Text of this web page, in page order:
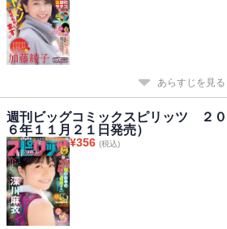
あらすじを見る
週刊ビッグコミックスピリッツ ２
６年１１月２１日発売）
¥356 (税込)